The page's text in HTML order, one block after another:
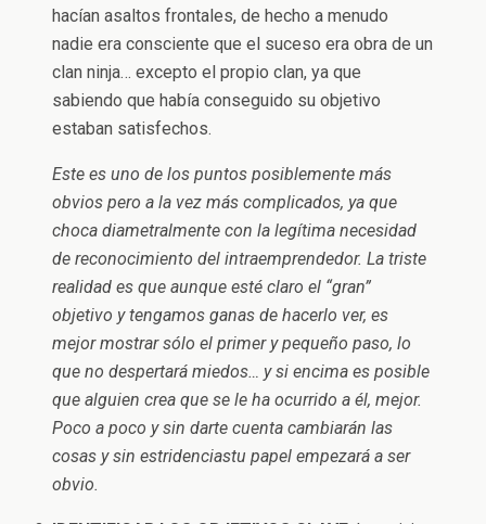
hacían asaltos frontales, de hecho a menudo
nadie era consciente que el suceso era obra de un
clan ninja… excepto el propio clan, ya que
sabiendo que había conseguido su objetivo
estaban satisfechos.
Este es uno de los puntos posiblemente más
obvios pero a la vez más complicados, ya que
choca diametralmente con la legítima necesidad
de reconocimiento del intraemprendedor. La triste
realidad es que aunque esté claro el “gran”
objetivo y tengamos ganas de hacerlo ver, es
mejor mostrar sólo el primer y pequeño paso, lo
que no despertará miedos… y si encima es posible
que alguien crea que se le ha ocurrido a él, mejor.
Poco a poco y sin darte cuenta cambiarán las
cosas y sin estridenciastu papel empezará a ser
obvio.